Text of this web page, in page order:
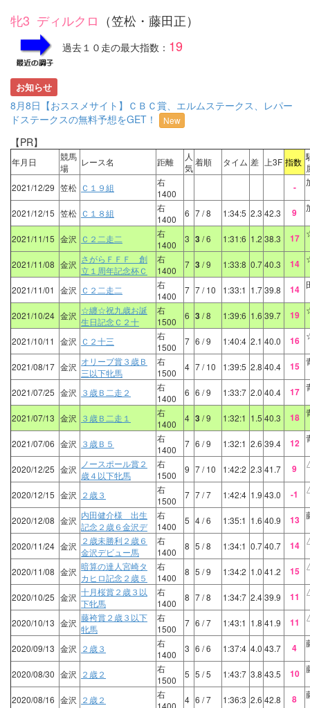
牝3 ディルクロ （笠松・藤田正）
過去１０走の最大指数： 19
お知らせ
8月8日【おススメサイト】ＣＢＣ賞、エルムステークス、レパー
ドステークスの無料予想をGET！
New
【PR】
年月日
競馬
場
レース名 距離
人
気
着順 タイム 差 上3F 指数
2021/12/29 笠松 Ｃ１９組
右
1400
-
2021/12/15 笠松 Ｃ１８組
右
1400
6 7/ 8 1:34:5 2.3 42.3 9
2021/11/15 金沢 Ｃ２二走二
右
1400
3 3/ 6 1:31:6 1.2 38.3 17
2021/11/08 金沢 さがらＦＦＦ 創
立１周年記念杯Ｃ
右
1400
7 3/ 9 1:33:8 0.740.3 14
2021/11/01 金沢 Ｃ２二走二
右
1400
7 7/ 10 1:33:1 1.739.8 14
2021/10/24 金沢 ☆纏☆祝九歳お誕
生日記念Ｃ２十
右
1500
6 3/ 8 1:39:6 1.6 39.7 19
2021/10/11 金沢 Ｃ２十三
右
1500
7 6 / 9 1:40:4 2.1 40.0 16
2021/08/17 金沢 オリーブ賞３歳Ｂ
三以下牝馬
右
1500
4 7/ 10 1:39:5 2.8 40.4 15
2021/07/25 金沢 ３歳Ｂ二走２
右
1400
6 6 / 9 1:33:7 2.0 40.4 17
2021/07/13 金沢 ３歳Ｂ二走１
右
1400
4 3/ 9 1:32:1 1.5 40.3 18
2021/07/06 金沢 ３歳Ｂ５
右
1400
7 6 / 9 1:32:1 2.6 39.4 12
2020/12/25 金沢
ノースポール賞２
歳４以下牝馬
右
1500
9 7/ 10 1:42:2 2.3 41.7 9
2020/12/15 金沢 ２歳３
右
1500
7 7/ 7 1:42:4 1.9 43.0 -1
2020/12/08 金沢 内田健介様 出生
記念２歳６金沢デ
右
1400
5 4/ 6 1:35:1 1.6 40.9 13
2020/11/24 金沢 ２歳未勝利２歳６
金沢デビュー馬
右
1400
8 5 / 8 1:34:1 0.740.7 14
2020/11/08 金沢 暗算の達人宮崎タ
カヒロ記念２歳５
右
1400
8 5 / 9 1:34:2 1.0 41.2 15
2020/10/25 金沢 十月桜賞２歳３以
下牝馬
右
1400
8 7/ 8 1:34:7 2.439.9 11
2020/10/13 金沢 藤袴賞２歳３以下
牝馬
右
1500
7 6 / 7 1:43:1 1.8 41.9 11
2020/09/13 金沢 ２歳３
右
1400
3 6 / 6 1:37:4 4.0 43.7 4
2020/08/30 金沢 ２歳２
右
1500
5 5 / 5 1:43:7 3.8 43.5 10
2020/08/16 金沢 ２歳２
右
4 6 / 7 1:36:3 2.6 42.8 8